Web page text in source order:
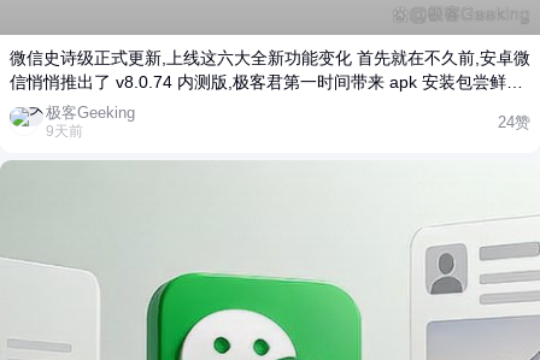
微信史诗级正式更新,上线这六大全新功能变化 首先就在不久前,安卓微
信悄悄推出了 v8.0.74 内测版,极客君第一时间带来 apk 安装包尝鲜下
载,那么你有第一时间升级体验吗?如今正式版来了,而上一个正式版
v8.0.72 则是推出于约 3 周前,那么也就是说这次微信正式版跳过了
微信更新内容和变化的总结和分享! ● 1、安装包体积再变大 同样先来
关注微信安装包大小的变化情况,最新的 v8.0.74 正式版是 261.2MB,与
上一个 v8.0.72 正式版的 256.9MB 相比大了 4.3MB,可见微信安装包
再次出现反弹。 ● 2、朋友圈上线「搜索」功能 「我」-「朋友圈」页
面全新改版,首先是右上角新增上线了"放大镜"图标的搜索功能,这称得
上是微信的史诗级功能更新了,毕竟微信出来多少年了可终于支持了。
极客Geeking
9天前
24赞